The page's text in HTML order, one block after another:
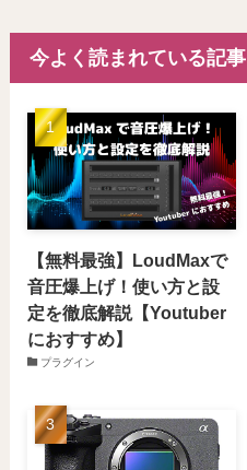
今よく読まれている記事
【無料最強】LoudMaxで
音圧爆上げ！使い方と設
定を徹底解説【Youtuber
におすすめ】
プラグイン